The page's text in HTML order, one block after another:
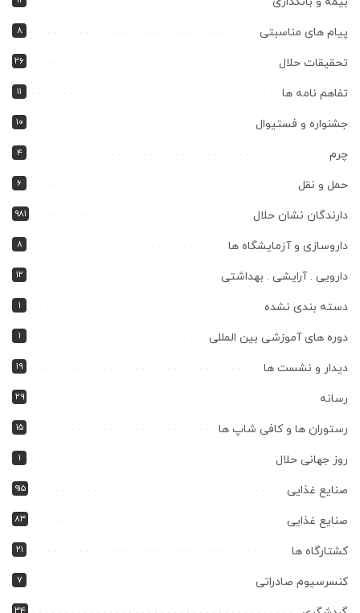
پیام های مناسبتی ۸
تحقیقات حلال ۲۶
تفاهم نامه ها ۱۱
جشنواره و فستیوال ۱۰
چرم ۴
حمل و نقل ۶
دارندگان نشان حلال ۹۸۱
داروسازی و آزمایشگاه ها ۸
دارویی . آرایشی . بهداشتی ۱۲
دسته بندی نشده ۱
دوره های آموزشی بین المللی ۱
دیدار و نشست ها ۱۹
رسانه ۲۹
رستوران ها و کافی شاپ ها ۱۵
روز جهانی حلال ۱
صنایع غذایی ۹۱۵
صنایع غذایی ۸۳
کشتارگاه ها ۲۱
کنسرسیوم صادراتی ۷
۳۴